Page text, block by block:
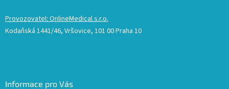
Provozovatel: OnlineMedical s.r.o.
Kodaňská 1441/46, Vršovice, 101 00 Praha 10
Informace pro Vás